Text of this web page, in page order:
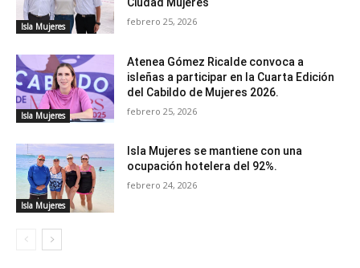
Isla Mujeres febrero 25, 2026
Isla Mujeres
Atenea Gómez Ricalde convoca a
isleñas a participar en la Cuarta Edición
del Cabildo de Mujeres 2026.
febrero 25, 2026
Isla Mujeres
Isla Mujeres se mantiene con una
ocupación hotelera del 92%.
febrero 24, 2026